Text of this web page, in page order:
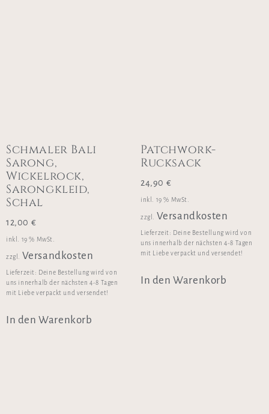
Schmaler Bali
Sarong,
Wickelrock,
Sarongkleid,
Schal
12,00 €
inkl. 19 % MwSt.
zzgl. Versandkosten
Lieferzeit: Deine Bestellung wird von
uns innerhalb der nächsten 4-8 Tagen
mit Liebe verpackt und versendet!
In den Warenkorb
Patchwork-
Rucksack
24,90 €
inkl. 19 % MwSt.
zzgl. Versandkosten
Lieferzeit: Deine Bestellung wird von
uns innerhalb der nächsten 4-8 Tagen
mit Liebe verpackt und versendet!
In den Warenkorb